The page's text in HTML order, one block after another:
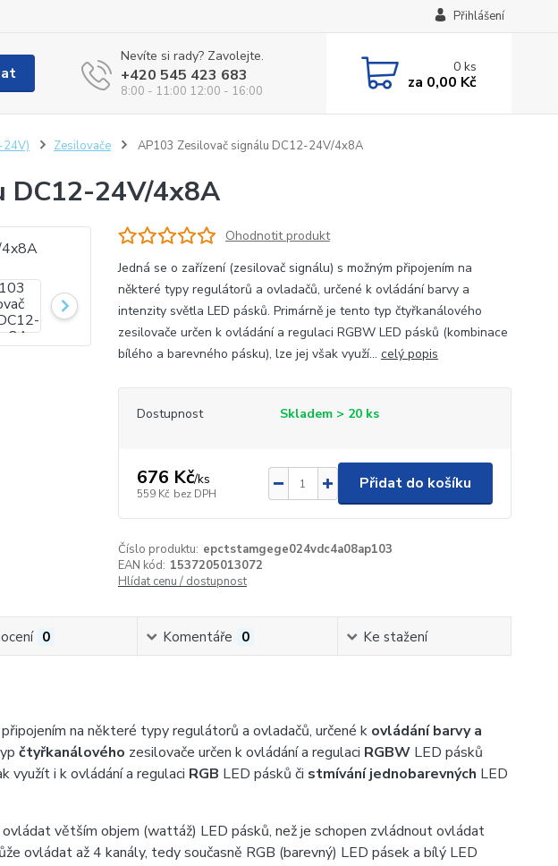
Přihlášení
Nevíte si rady? Zavolejte.
+420 545 423 683
8:00 - 11:00 12:00 - 16:00
0ks
za 0,00 Kč
24V) Zesilovače AP103 Zesilovač signálu DC12-24V/4x8A
DC12-24V/4x8A
Ohodnotit produkt
Jedná se o zařízení (zesilovač signálu) s možným připojením na
některé typy regulátorů a ovladačů, určené k ovládání barvy a
intenzity světla LED pásků. Primárně je tento typ čtyřkanálového
zesilovače určen k ovládání a regulaci RGBW LED pásků (kombinace
bílého a barevného pásku), lze jej však využí... celý popis
Dostupnost Skladem > 20 ks
676 Kč/ks
559 Kč bez DPH
Přidat do košíku
Číslo produktu: epctstamgege024vdc4a08ap103
EAN kód: 1537205013072
Hlídat cenu / dostupnost
0 Komentáře 0 Ke stažení
na některé typy regulátorů a ovladačů, určené k ovládání barvy a
čtyřkanálového zesilovače určen k ovládání a regulaci RGBW LED pásků
využít i k ovládání a regulaci RGB LED pásků či stmívání jednobarevných LED
větším objem (wattáž) LED pásků, než je schopen zvládnout ovládat
ovládat až 4 kanály, tedy současně RGB (barevný) LED pásek a bílý LED